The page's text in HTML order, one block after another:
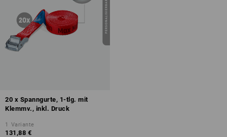
20 x Spanngurte, 1-tlg. mit
Klemmv., inkl. Druck
1 Variante
131,88 €